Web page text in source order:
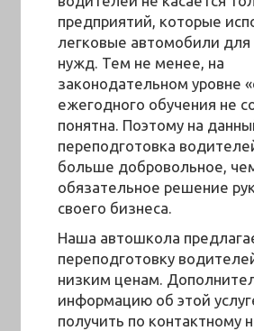
предприятий, которые
легковые автомобили для
нужд. Тем не менее, на
законодательном уровне
ежегодного обучения не
понятна. Поэтому на
переподготовка
больше добровольное,
обязательное решение
своего бизнеса.
Наша автошкола
переподготовку
низким ценам.
информацию об этой
получить по контактному